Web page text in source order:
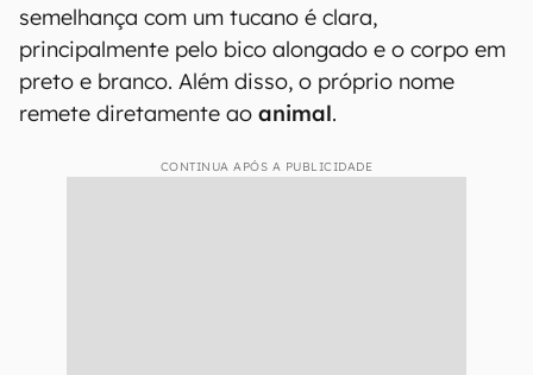
semelhança com um tucano é clara,
principalmente pelo bico alongado e o corpo em
preto e branco. Além disso, o próprio nome
remete diretamente ao animal.
CONTINUA APÓS A PUBLICIDADE